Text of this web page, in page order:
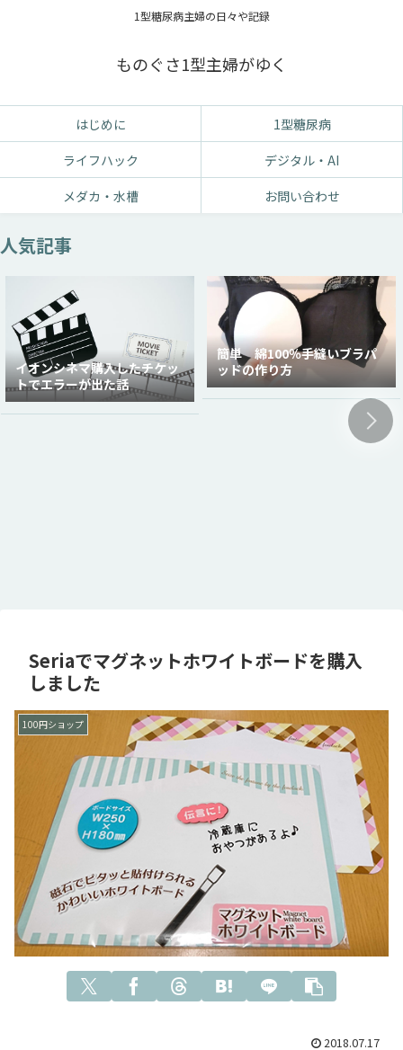
1型糖尿病主婦の日々や記録
ものぐさ1型主婦がゆく
はじめに
1型糖尿病
ライフハック
デジタル・AI
メダカ・水槽
お問い合わせ
人気記事
イオンシネマ購入したチケッ
トでエラーが出た話
簡単 綿100％手縫いブラパ
ッドの作り方
Seriaでマグネットホワイトボードを購入
しました
100円ショップ
2018.07.17